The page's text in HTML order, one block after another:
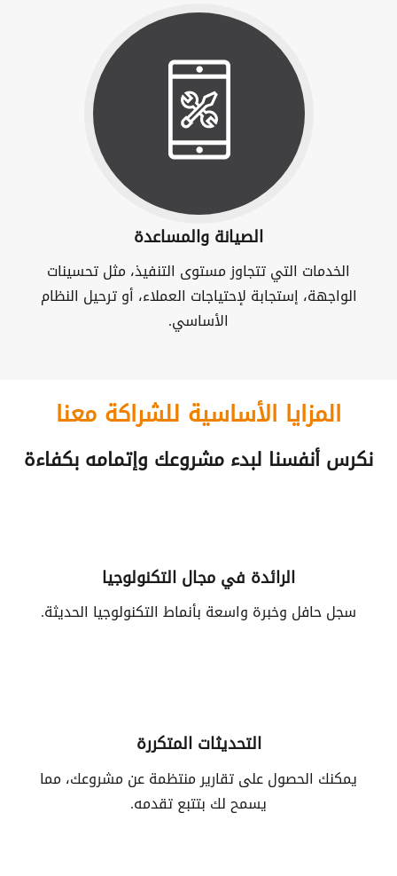
الصيانة والمساعدة
الخدمات التي تتجاوز مستوى التنفيذ، مثل تحسينات
الواجهة، إستجابة لإحتياجات العملاء، أو ترحيل النظام
الأساسي.
المزايا الأساسية للشراكة معنا
نكرس أنفسنا لبدء مشروعك وإتمامه بكفاءة
الرائدة في مجال التكنولوجيا
سجل حافل وخبرة واسعة بأنماط التكنولوجيا الحديثة.
التحديثات المتكررة
يمكنك الحصول على تقارير منتظمة عن مشروعك، مما
يسمح لك بتتبع تقدمه.